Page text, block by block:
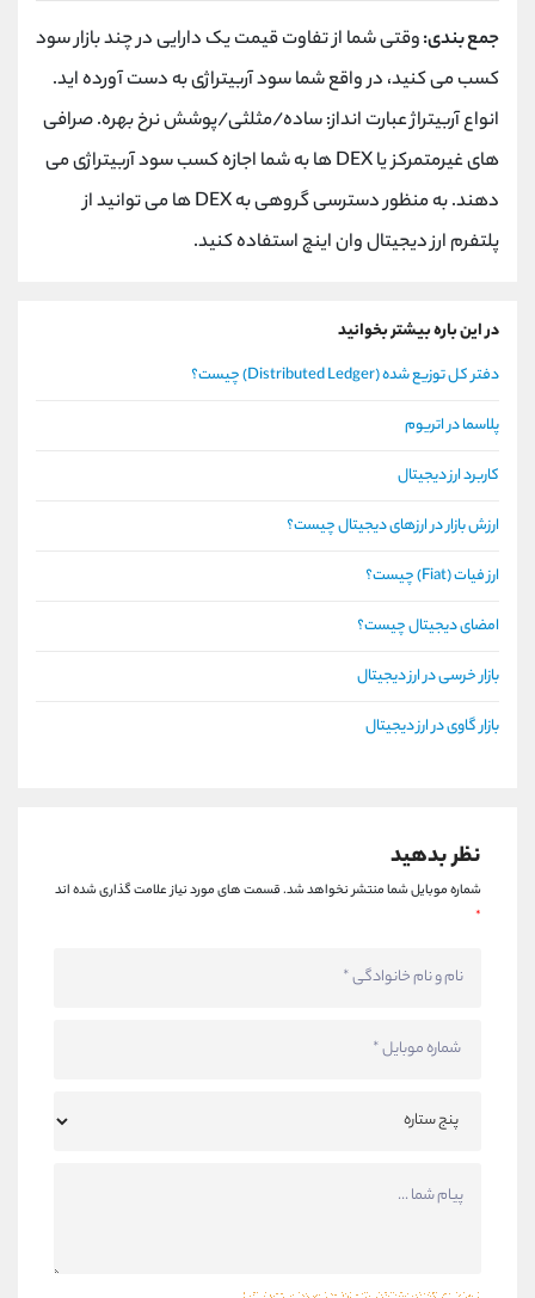
جمع بندی:وقتی شما از تفاوت قیمت یک دارایی در چند بازار سود
کسب می کنید، در واقع شما سود آربیتراژی به دست آورده اید.
انواع آربیتراژ عبارت انداز: ساده/مثلثی/پوشش نرخ بهره. صرافی
های غیرمتمرکز یا DEX ها به شما اجازه کسب سود آربیتراژی می
دهند. به منظور دسترسی گروهی به DEX ها می توانید از
پلتفرم ارز دیجیتال وان اینچ استفاده کنید.
در این باره بیشتر بخوانید
دفتر کل توزیع شده (Distributed Ledger) چیست؟
پلاسما در اتریوم
کاربرد ارز دیجیتال
ارزش بازار در ارزهای دیجیتال چیست؟
ارز فیات (Fiat) چیست؟
امضای دیجیتال چیست؟
بازار خرسی در ارز دیجیتال
بازار گاوی در ارز دیجیتال
نظر بدهید
شماره موبایل شما منتشر نخواهد شد.قسمت های مورد نیاز علامت گذاری شده اند
*